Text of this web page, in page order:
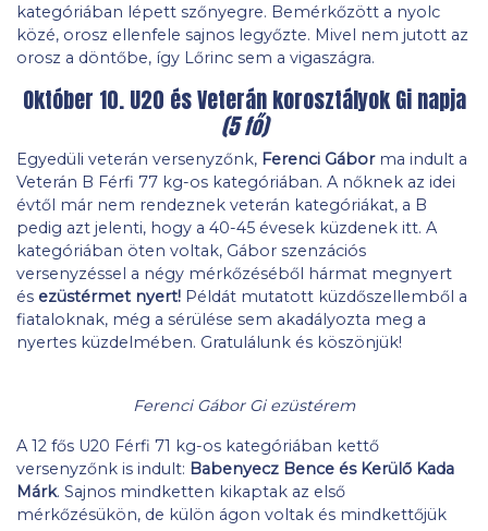
kategóriában lépett szőnyegre. Bemérkőzött a nyolc
közé, orosz ellenfele sajnos legyőzte. Mivel nem jutott az
orosz a döntőbe, így Lőrinc sem a vigaszágra.
Október 10. U20 és Veterán korosztályok Gi napja
(5 fő)
Egyedüli veterán versenyzőnk, Ferenci Gáborma indult a
Veterán B Férfi 77 kg-os kategóriában. A nőknek az idei
évtől már nem rendeznek veterán kategóriákat, a B
pedig azt jelenti, hogy a 40-45 évesek küzdenek itt. A
kategóriában öten voltak, Gábor szenzációs
versenyzéssel a négy mérkőzéséből hármat megnyert
és ezüstérmet nyert! Példát mutatott küzdőszellemből a
fiataloknak, még a sérülése sem akadályozta meg a
nyertes küzdelmében. Gratulálunk és köszönjük!
Ferenci Gábor Gi ezüstérem
A 12 fős U20 Férfi 71 kg-os kategóriában kettő
versenyzőnk is indult: Babenyecz Bence és Kerülő Kada
Márk. Sajnos mindketten kikaptak az első
mérkőzésükön, de külön ágon voltak és mindkettőjük